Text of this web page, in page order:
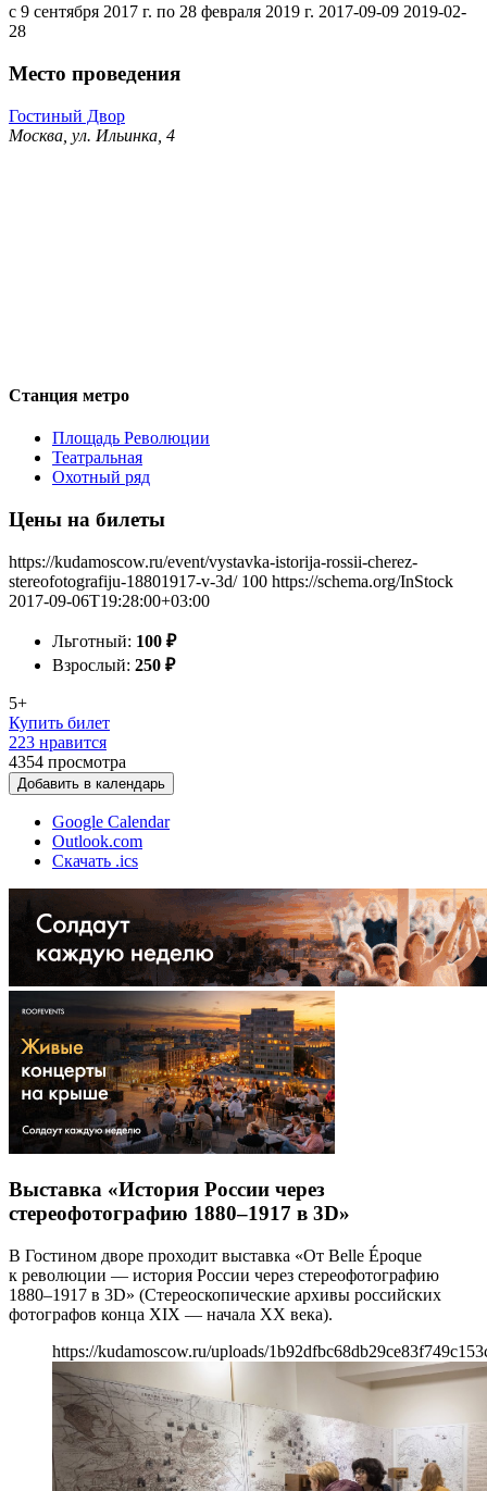
с 9 сентября 2017 г. по 28 февраля 2019 г. 2017-09-09 2019-02-
28
Место проведения
Гостиный Двор
Москва, ул. Ильинка, 4
Станция метро
Площадь Революции
Театральная
Охотный ряд
Цены на билеты
https://kudamoscow.ru/event/vystavka-istorija-rossii-cherez-
stereofotografiju-18801917-v-3d/ 100 https://schema.org/InStock
2017-09-06T19:28:00+03:00
Льготный: 100 ₽
Взрослый: 250 ₽
5+
Купить билет
223 нравится
4354 просмотра
Добавить в календарь
Google Calendar
Outlook.com
Скачать .ics
Выставка «История России через
стереофотографию 1880–1917 в 3D»
В Гостином дворе проходит выставка «От Belle Époque
к революции — история России через стереофотографию
1880–1917 в 3D» (Стереоскопические архивы российских
фотографов конца XIX — начала XX века).
https://kudamoscow.ru/uploads/